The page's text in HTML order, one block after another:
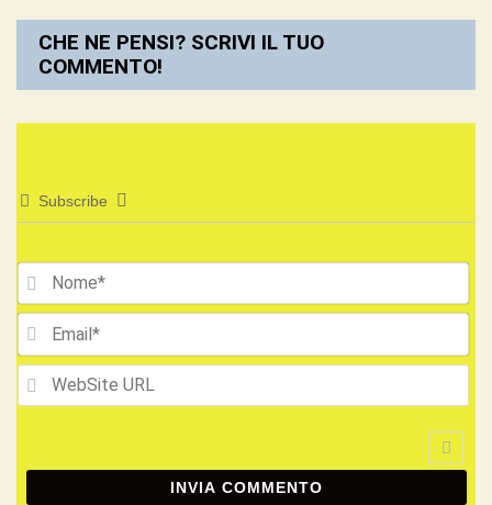
CHE NE PENSI? SCRIVI IL TUO
COMMENTO!
Subscribe